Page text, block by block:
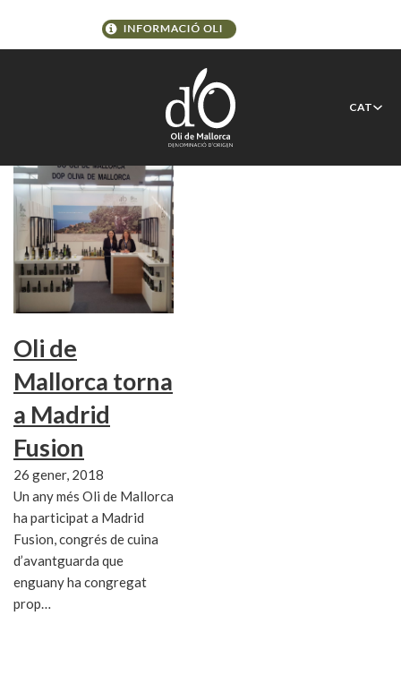
CAT
Oli Novembre
Oli de
Mallorca torna
a Madrid
Fusion
26 gener, 2018
Un any més Oli de Mallorca
ha participat a Madrid
Fusion, congrés de cuina
d’avantguarda que
enguany ha congregat
prop…